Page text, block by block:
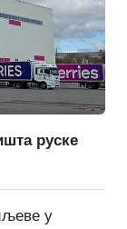
руске
у